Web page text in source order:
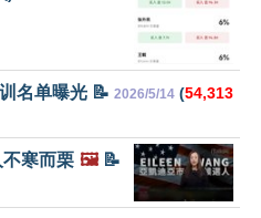
名单曝光 📝 2026/5/14 (54,313
寒而栗 🖼️📝